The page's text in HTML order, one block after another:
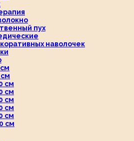
пух
наволочек
см
см
см
см
см
см